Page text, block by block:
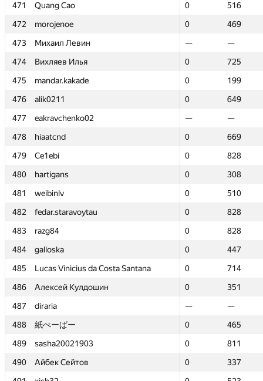
471
Quang Cao 0
516
472
morojenoe 0
469
473
Михаил Левин —
—
474
Вихляев Илья 0
725
475
mandar.kakade 0
199
476
alik0211 0
649
477
eakravchenko02 —
—
478
hiaatcnd 0
669
479
Ce1ebi 0
828
480
hartigans 0
308
481
weibinlv 0
510
482
fedar.staravoytau 0
828
483
razg84 0
828
484
galloska 0
447
485
Lucas Vinicius da Costa Santana 0
714
486
Алексей Кулдошин 0
351
487
diraria —
—
488
紙ぺーぱー 0
465
489
sasha20021903 0
811
490
Айбек Сейтов 0
337
471
Quang Cao 0
516
472
morojenoe 0
469
473
Михаил Левин —
—
474
Вихляев Илья 0
725
475
mandar.kakade 0
199
476
alik0211 0
649
477
eakravchenko02 —
—
478
hiaatcnd 0
669
479
Ce1ebi 0
828
480
hartigans 0
308
481
weibinlv 0
510
482
fedar.staravoytau 0
828
483
razg84 0
828
484
galloska 0
447
485
Lucas Vinicius da Costa Santana 0
714
486
Алексей Кулдошин 0
351
487
diraria —
—
488
紙ぺーぱー 0
465
489
sasha20021903 0
811
490
Айбек Сейтов 0
337